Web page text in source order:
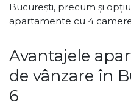
București, precum și
apartamente cu 4
Avantajele
de vânzare în
6